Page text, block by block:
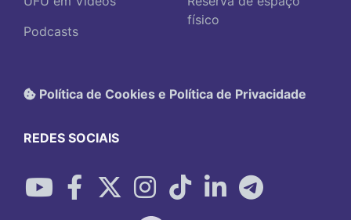
Podcasts
físico
Política de Cookies e Política de Privacidade
REDES SOCIAIS